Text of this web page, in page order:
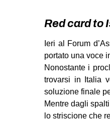
Red card to
Ieri al Forum
portato una voce
Nonostante i
trovarsi in Italia
soluzione finale
Mentre dagli
lo striscione che